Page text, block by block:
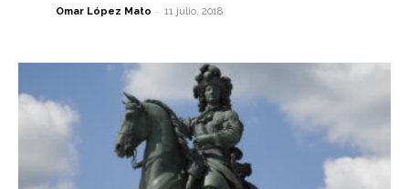
Omar López Mato - 11 julio, 2018